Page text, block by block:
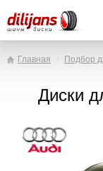
Главная Подбор
Диски